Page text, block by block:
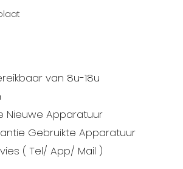
van 8u-18u
Nieuwe Apparatuur
Gebruikte Apparatuur
( Tel/ App/ Mail )